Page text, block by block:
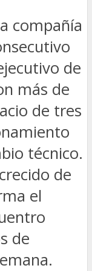
compañía
de
más de
de tres
técnico.
de
el
de